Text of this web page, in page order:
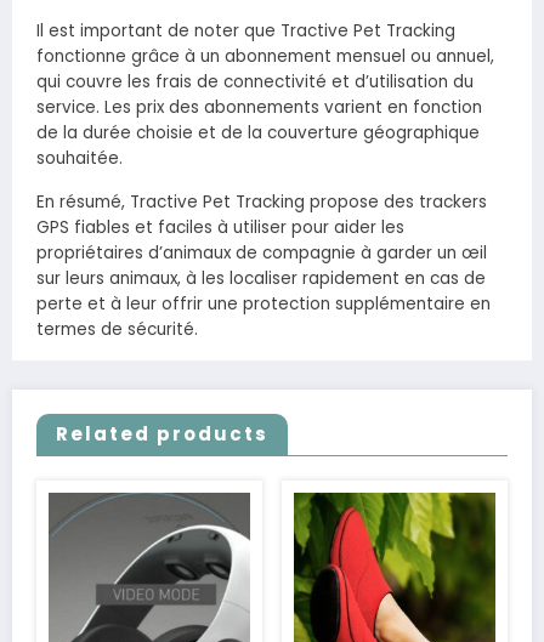
Il est important de noter que Tractive Pet Tracking
fonctionne grâce à un abonnement mensuel ou annuel,
qui couvre les frais de connectivité et d’utilisation du
service. Les prix des abonnements varient en fonction
de la durée choisie et de la couverture géographique
souhaitée.
En résumé, Tractive Pet Tracking propose des trackers
GPS fiables et faciles à utiliser pour aider les
propriétaires d’animaux de compagnie à garder un œil
sur leurs animaux, à les localiser rapidement en cas de
perte et à leur offrir une protection supplémentaire en
termes de sécurité.
Related products